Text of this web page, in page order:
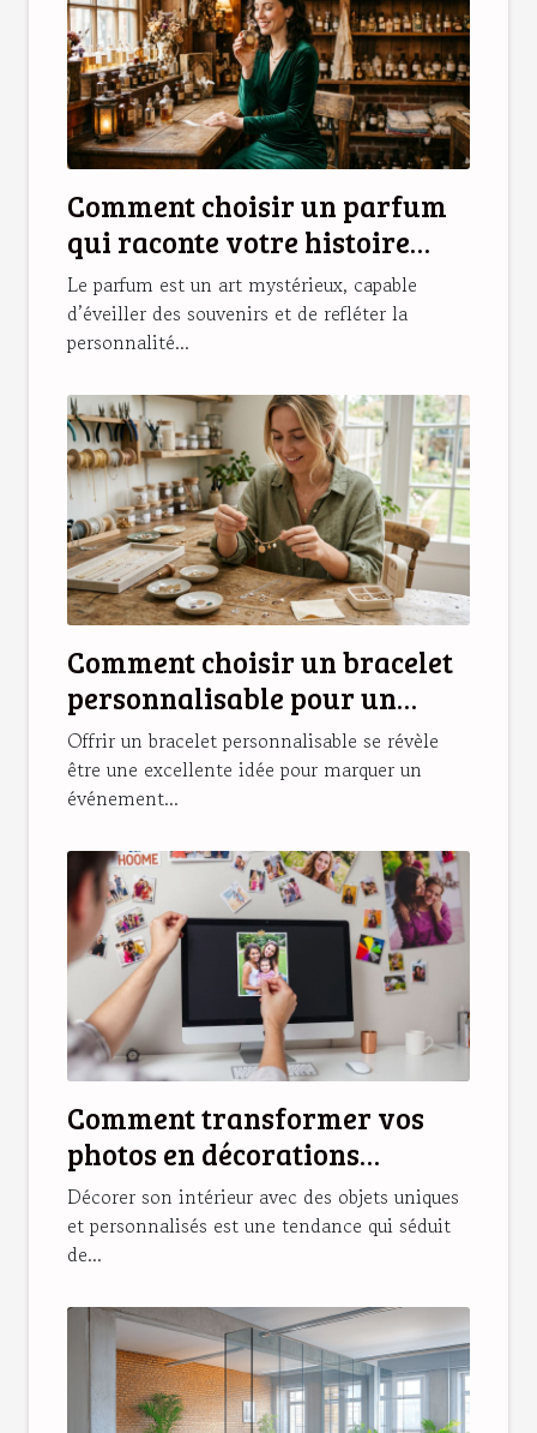
Comment choisir un parfum
qui raconte votre histoire
personnelle ?
Le parfum est un art mystérieux, capable
d’éveiller des souvenirs et de refléter la
personnalité...
Comment choisir un bracelet
personnalisable pour un
cadeau unique ?
Offrir un bracelet personnalisable se révèle
être une excellente idée pour marquer un
événement...
Comment transformer vos
photos en décorations
magnétiques originales ?
Décorer son intérieur avec des objets uniques
et personnalisés est une tendance qui séduit
de...